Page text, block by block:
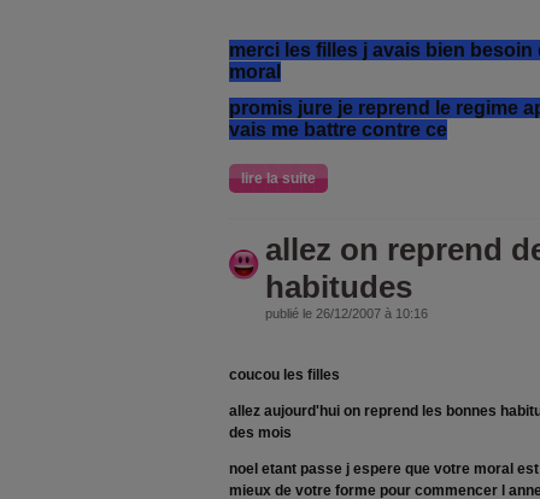
merci les filles j avais bien besoin
moral
promis jure je reprend le regime
vais me battre contre ce
lire la suite
allez on reprend
habitudes
publié le 26/12/2007 à 10:16
coucou les filles
allez aujourd'hui on reprend les bonnes
des mois
noel etant passe j espere que votre moral
mieux de votre forme pour commencer l